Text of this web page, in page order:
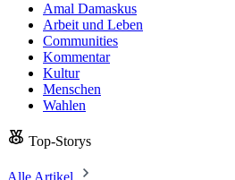
Amal Damaskus
Arbeit und Leben
Communities
Kommentar
Kultur
Menschen
Wahlen
Top-Storys
Alle Artikel